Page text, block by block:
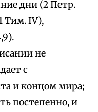
дни (2 Петр.
Тим. IV),
не
с
и концом мира;
постепенно, и